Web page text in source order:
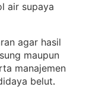
air supaya
agar hasil
maupun
manajemen
belut.